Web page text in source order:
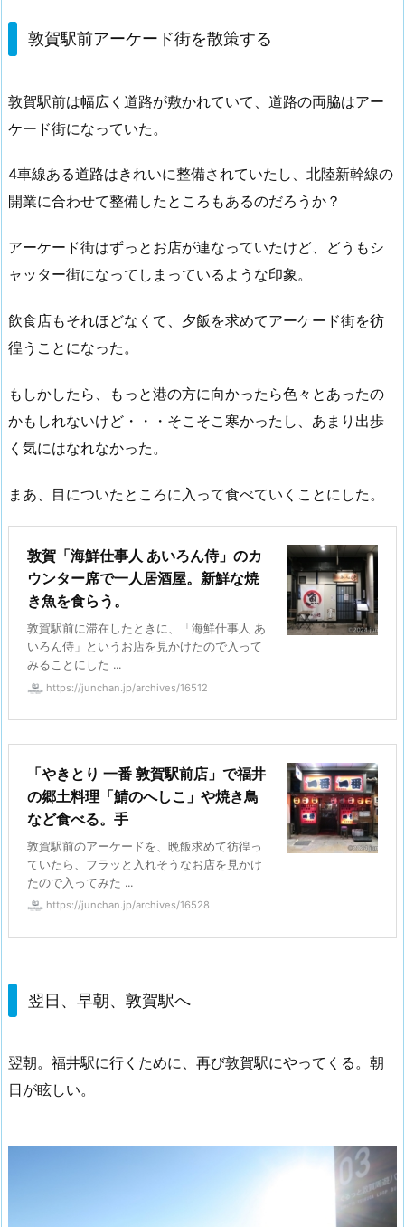
敦賀駅前アーケード街を散策する
敦賀駅前は幅広く道路が敷かれていて、道路の両脇はアー
ケード街になっていた。
4車線ある道路はきれいに整備されていたし、北陸新幹線の
開業に合わせて整備したところもあるのだろうか？
アーケード街はずっとお店が連なっていたけど、どうもシ
ャッター街になってしまっているような印象。
飲食店もそれほどなくて、夕飯を求めてアーケード街を彷
徨うことになった。
もしかしたら、もっと港の方に向かったら色々とあったの
かもしれないけど・・・そこそこ寒かったし、あまり出歩
く気にはなれなかった。
まあ、目についたところに入って食べていくことにした。
敦賀「海鮮仕事人 あいろん侍」のカ
ウンター席で一人居酒屋。新鮮な焼
き魚を食らう。
敦賀駅前に滞在したときに、「海鮮仕事人 あ
いろん侍」というお店を見かけたので入って
みることにした ...
https://junchan.jp/archives/16512
「やきとり 一番 敦賀駅前店」で福井
の郷土料理「鯖のへしこ」や焼き鳥
など食べる。手
敦賀駅前のアーケードを、晩飯求めて彷徨っ
ていたら、フラッと入れそうなお店を見かけ
たので入ってみた ...
https://junchan.jp/archives/16528
翌日、早朝、敦賀駅へ
翌朝。福井駅に行くために、再び敦賀駅にやってくる。朝
日が眩しい。